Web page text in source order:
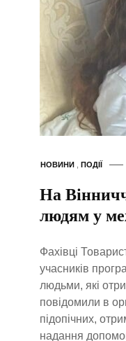
НОВИНИ ПОДІЇ
На
людям у
Фахівці
учасників
людьми, які
повідомили в
підопічних,
надання